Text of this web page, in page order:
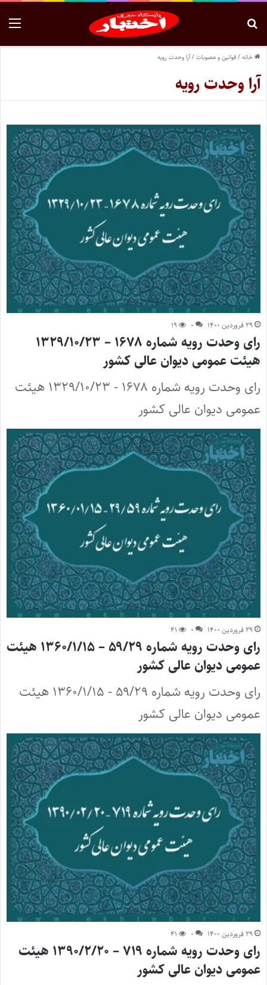
خانه/قوانین و مصوبات/آرا وحدت رویه
آرا وحدت رویه
۲۹ فروردین ۱۴۰۰ ۰ ۱۹
رای وحدت رویه شماره ۱۶۷۸ – ۱۳۲۹/۱۰/۲۳
هیئت عمومی دیوان عالی کشور
رای وحدت رویه شماره ۱۶۷۸ - ۱۳۲۹/۱۰/۲۳ هیئت
عمومی دیوان عالی کشور
۲۹ فروردین ۱۴۰۰ ۰ ۴۱
رای وحدت رویه شماره ۵۹/۲۹ – ۱۳۶۰/۱/۱۵ هیئت
عمومی دیوان عالی کشور
رای وحدت رویه شماره ۵۹/۲۹ - ۱۳۶۰/۱/۱۵ هیئت
عمومی دیوان عالی کشور
۲۹ فروردین ۱۴۰۰ ۰ ۴۱
رای وحدت رویه شماره ۷۱۹ – ۱۳۹۰/۲/۲۰ هیئت
عمومی دیوان عالی کشور